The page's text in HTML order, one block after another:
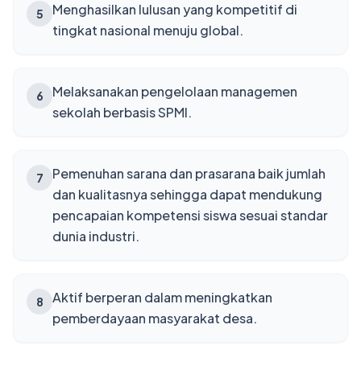
5
Menghasilkan lulusan yang kompetitif di
tingkat nasional menuju global.
6
Melaksanakan pengelolaan managemen
sekolah berbasis SPMI.
7
Pemenuhan sarana dan prasarana baik jumlah
dan kualitasnya sehingga dapat mendukung
pencapaian kompetensi siswa sesuai standar
dunia industri.
8
Aktif berperan dalam meningkatkan
pemberdayaan masyarakat desa.